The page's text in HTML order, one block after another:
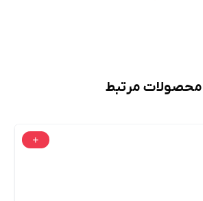
محصولات مرتبط